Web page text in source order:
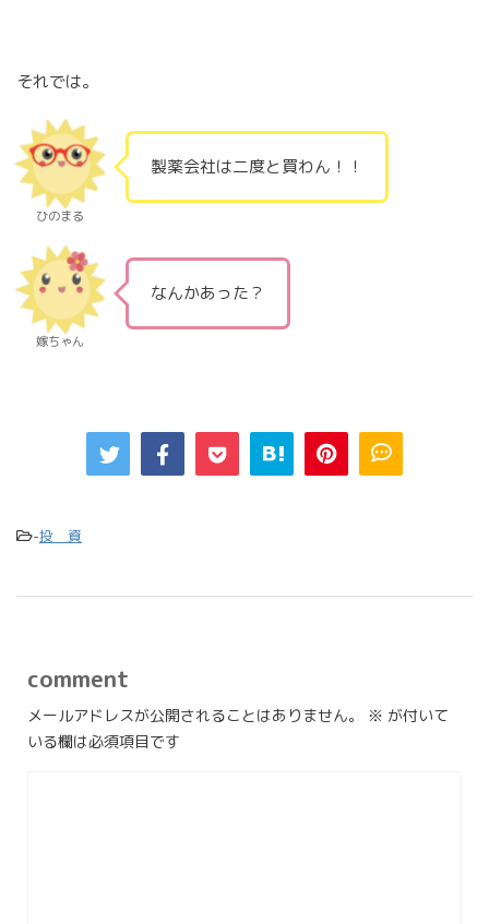
それでは。
ひのまる
製薬会社は二度と買わん！！
嫁ちゃん
なんかあった？
-投 資
comment
メールアドレスが公開されることはありません。 ※ が付いて
いる欄は必須項目です